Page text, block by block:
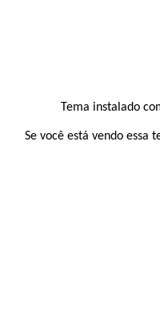
Tema instalado
Se você está vendo essa